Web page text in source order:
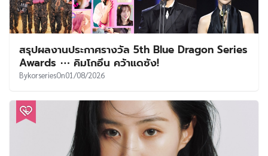
สรุปผลงานประกาศรางวัล 5th Blue Dragon Series
Awards ⋯ คิมโกอึน คว้าแดซัง!
BykorseriesOn01/08/2026